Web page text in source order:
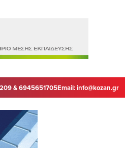
& 6945651705Email:info@kozan.gr